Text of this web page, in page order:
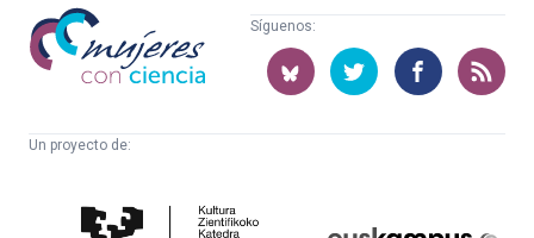
Mujeres
con
ciencia
Síguenos:
Un proyecto de: